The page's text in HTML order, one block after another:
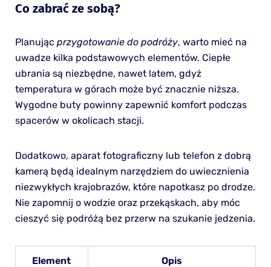
Co zabrać ze sobą?
Planując przygotowanie do podróży, warto mieć na
uwadze kilka podstawowych elementów. Ciepłe
ubrania są niezbędne, nawet latem, gdyż
temperatura w górach może być znacznie niższa.
Wygodne buty powinny zapewnić komfort podczas
spacerów w okolicach stacji.
Dodatkowo, aparat fotograficzny lub telefon z dobrą
kamerą będą idealnym narzędziem do uwiecznienia
niezwykłych krajobrazów, które napotkasz po drodze.
Nie zapomnij o wodzie oraz przekąskach, aby móc
cieszyć się podróżą bez przerw na szukanie jedzenia.
Element Opis